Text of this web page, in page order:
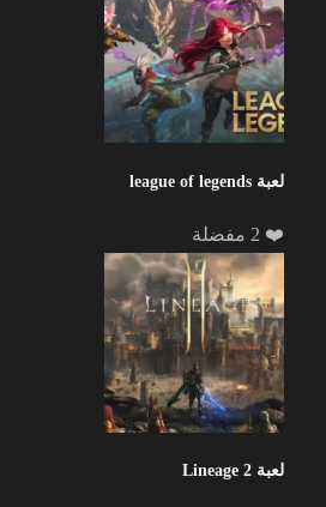
لعبة league of legends
❤️ 2 مفضلة
لعبة Lineage 2